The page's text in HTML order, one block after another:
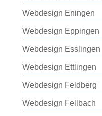
Webdesign Eningen
Webdesign Eppingen
Webdesign Esslingen
Webdesign Ettlingen
Webdesign Feldberg
Webdesign Fellbach